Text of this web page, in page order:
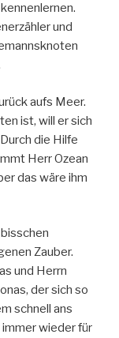
und
aufs Meer.
ist, will er sich
die Hilfe
Herr Ozean
das wäre ihm
Zauber.
und Herrn
der sich so
schnell ans
wieder für